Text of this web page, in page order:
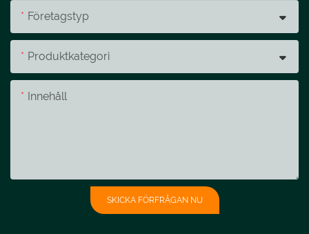
Företagstyp
Produktkategori
Innehåll
SKICKA FÖRFRÅGAN NU